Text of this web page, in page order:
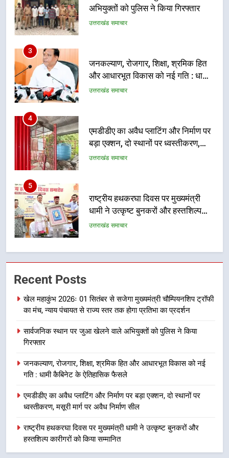
और आधारभूत विकास को नई गति : धामी
कैबिनेट के ऐतिहासिक फैसले
उत्तराखंड समाचार
4
एमडीडीए का अवैध प्लाटिंग और निर्माण पर
बड़ा एक्शन, दो स्थानों पर ध्वस्तीकरण,
मसूरी मार्ग पर अवैध निर्माण सील
उत्तराखंड समाचार
5
राष्ट्रीय हथकरघा दिवस पर मुख्यमंत्री
धामी ने उत्कृष्ट बुनकरों और हस्तशिल्प
कारीगरों को किया सम्मानित
उत्तराखंड समाचार
6
उत्तराखंड कांग्रेस में बड़ा संगठनात्मक
फेरबदल, नई कार्यकारिणी और समितियों
का गठन
उत्तराखंड समाचार
7
भर्ती
उत्तराखंड समाचार
दिल्ली-देहरादून आर्थिक कॉरिडोर से जुड़ी
का डीएम ने किया निरीक्षण; समयबद्ध एवं
गुणवत्तापूर्ण निर्माण सुनिश्चित करने के
नहींः डीएम
उत्तराखंड समाचार
खेल महाकुंभ 2026ः 01 सितंबर से सजेगा
न्याय पंचायत से राज्य स्तर तक होगा
प्रतिभा का प्रदर्शन
उत्तराखंड समाचार
Recent Posts
खेल महाकुंभ 2026ः 01 सितंबर से सजेगा मुख्यमंत्री चौम्पियनशिप ट्रॉफी
का मंच, न्याय पंचायत से राज्य स्तर तक होगा प्रतिभा का प्रदर्शन
सार्वजनिक स्थान पर जुआ खेलने वाले अभियुक्तों को पुलिस ने किया
गिरफ्तार
जनकल्याण, रोजगार, शिक्षा, श्रमिक हित और आधारभूत विकास को नई
गति : धामी कैबिनेट के ऐतिहासिक फैसले
एमडीडीए का अवैध प्लाटिंग और निर्माण पर बड़ा एक्शन, दो स्थानों पर
ध्वस्तीकरण, मसूरी मार्ग पर अवैध निर्माण सील
राष्ट्रीय हथकरघा दिवस पर मुख्यमंत्री धामी ने उत्कृष्ट बुनकरों और
हस्तशिल्प कारीगरों को किया सम्मानित